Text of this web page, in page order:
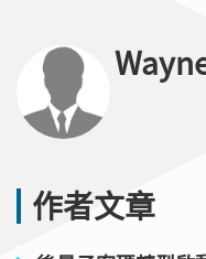
作者文章